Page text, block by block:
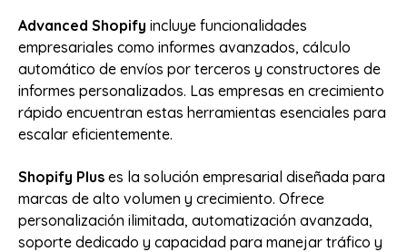
Advanced Shopify incluye funcionalidades
empresariales como informes avanzados, cálculo
automático de envíos por terceros y constructores de
informes personalizados. Las empresas en crecimiento
rápido encuentran estas herramientas esenciales para
escalar eficientemente.
Shopify Plus es la solución empresarial diseñada para
marcas de alto volumen y crecimiento. Ofrece
personalización ilimitada, automatización avanzada,
soporte dedicado y capacidad para manejar tráfico y